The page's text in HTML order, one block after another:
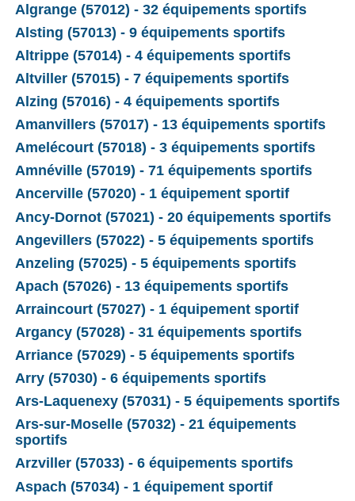
Algrange (57012) - 32 équipements sportifs
Alsting (57013) - 9 équipements sportifs
Altrippe (57014) - 4 équipements sportifs
Altviller (57015) - 7 équipements sportifs
Alzing (57016) - 4 équipements sportifs
Amanvillers (57017) - 13 équipements sportifs
Amelécourt (57018) - 3 équipements sportifs
Amnéville (57019) - 71 équipements sportifs
Ancerville (57020) - 1 équipement sportif
Ancy-Dornot (57021) - 20 équipements sportifs
Angevillers (57022) - 5 équipements sportifs
Anzeling (57025) - 5 équipements sportifs
Apach (57026) - 13 équipements sportifs
Arraincourt (57027) - 1 équipement sportif
Argancy (57028) - 31 équipements sportifs
Arriance (57029) - 5 équipements sportifs
Arry (57030) - 6 équipements sportifs
Ars-Laquenexy (57031) - 5 équipements sportifs
Ars-sur-Moselle (57032) - 21 équipements
sportifs
Arzviller (57033) - 6 équipements sportifs
Aspach (57034) - 1 équipement sportif